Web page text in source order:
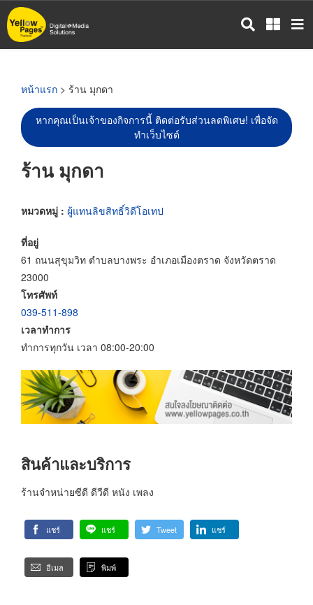
ข้าม
ไป
หน้าแรก > ร้าน มุกดา
หากคุณเป็นเจ้าของกิจการนี้ ติดต่อรับส่วนลดพิเศษ! เพื่อจัด
ทำเว็บไซต์
ร้าน มุกดา
หมวดหมู่ : ผู้แทนลิขสิทธิ์วิดีโอเทป
ที่อยู่
61 ถนนสุขุมวิท ตำบลบางพระ อำเภอเมืองตราด จังหวัดตราด
23000
โทรศัพท์
039-511-898
เวลาทำการ
ทำการทุกวัน เวลา 08:00-20:00
สินค้าและบริการ
ร้านจำหน่ายซีดี ดีวีดี หนัง เพลง
แชร์ แชร์ Tweet แชร์
อีเมล พิมพ์